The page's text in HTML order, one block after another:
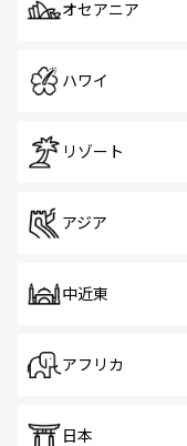
オセアニア
ハワイ
リゾート
アジア
中近東
アフリカ
日本